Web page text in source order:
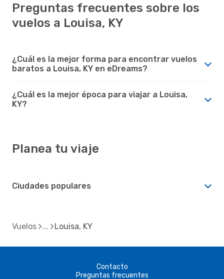
Preguntas frecuentes sobre los
vuelos a Louisa, KY
¿Cuál es la mejor forma para encontrar vuelos
baratos a Louisa, KY en eDreams?
¿Cuál es la mejor época para viajar a Louisa,
KY?
Planea tu viaje
Ciudades populares
Vuelos Louisa, KY
Contacto
Preguntas frecuentes